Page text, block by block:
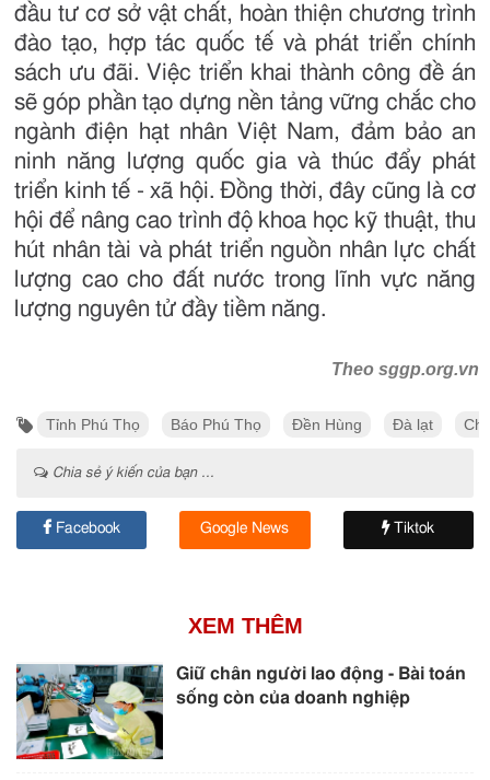
đầu tư cơ sở vật chất, hoàn thiện chương trình
đào tạo, hợp tác quốc tế và phát triển chính
sách ưu đãi. Việc triển khai thành công đề án
sẽ góp phần tạo dựng nền tảng vững chắc cho
ngành điện hạt nhân Việt Nam, đảm bảo an
ninh năng lượng quốc gia và thúc đẩy phát
triển kinh tế - xã hội. Đồng thời, đây cũng là cơ
hội để nâng cao trình độ khoa học kỹ thuật, thu
hút nhân tài và phát triển nguồn nhân lực chất
lượng cao cho đất nước trong lĩnh vực năng
lượng nguyên tử đầy tiềm năng.
Theo sggp.org.vn
Tỉnh Phú Thọ Báo Phú Thọ Đền Hùng Đà lạt
Chia sẻ ý kiến của bạn ...
Facebook Google News Tiktok
XEM THÊM
Giữ chân người lao động - Bài toán
sống còn của doanh nghiệp